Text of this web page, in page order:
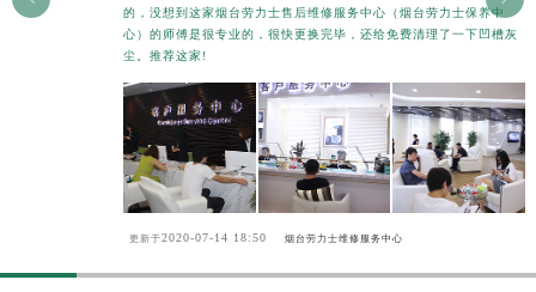
的，没想到这家烟台劳力士售后维修服务中心（烟台劳力士保养中
心）的师傅是很专业的，很快更换完毕，还给免费清理了一下凹槽灰
尘。推荐这家!
更新于2020-07-14 18:50 烟台劳力士维修服务中心